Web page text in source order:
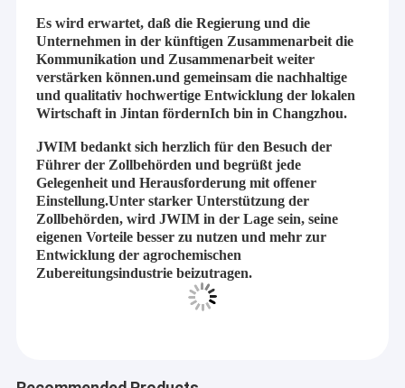
Es wird erwartet, daß die Regierung und die
Unternehmen in der künftigen Zusammenarbeit die
Kommunikation und Zusammenarbeit weiter
verstärken können.und gemeinsam die nachhaltige
und qualitativ hochwertige Entwicklung der lokalen
Wirtschaft in Jintan fördernIch bin in Changzhou.
JWIM bedankt sich herzlich für den Besuch der
Führer der Zollbehörden und begrüßt jede
Gelegenheit und Herausforderung mit offener
Einstellung.Unter starker Unterstützung der
Zollbehörden, wird JWIM in der Lage sein, seine
eigenen Vorteile besser zu nutzen und mehr zur
Entwicklung der agrochemischen
Zubereitungsindustrie beizutragen.
Unternehmensprofil von Jiangsu Jinwang Intelligent Sci-tech